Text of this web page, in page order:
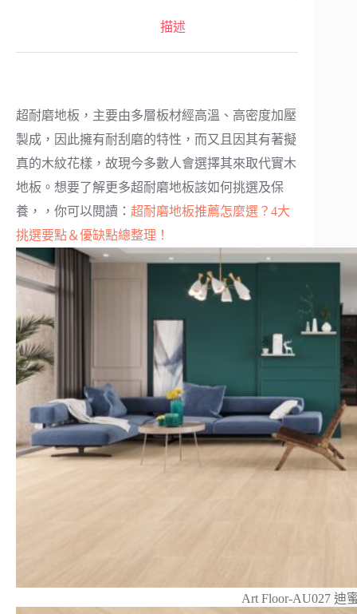
描述
超耐磨地板，主要由多層板材經高溫、高密度加壓
製成，因此擁有耐刮磨的特性，而又且因其有著擬
真的木紋花樣，故現今多數人會選擇其來取代實木
地板。想要了解更多超耐磨地板該如何挑選及保
養，，你可以閱讀： 超耐磨地板推薦怎麼選？4大
挑選要點＆優缺點總整理！
Art Floor-AU027 迪